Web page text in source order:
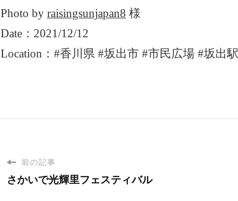
Photo by raisingsunjapan8 様
Date：2021/12/12
Location：#香川県 #坂出市 #市民広場 #坂出駅
前の記事
さかいで光輝里フェスティバル